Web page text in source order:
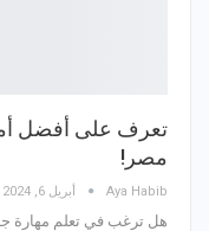
تعرف على أفضل
مصر!
Aya Habib أبريل 6, 2024
هل ترغب في تعلم مهارة